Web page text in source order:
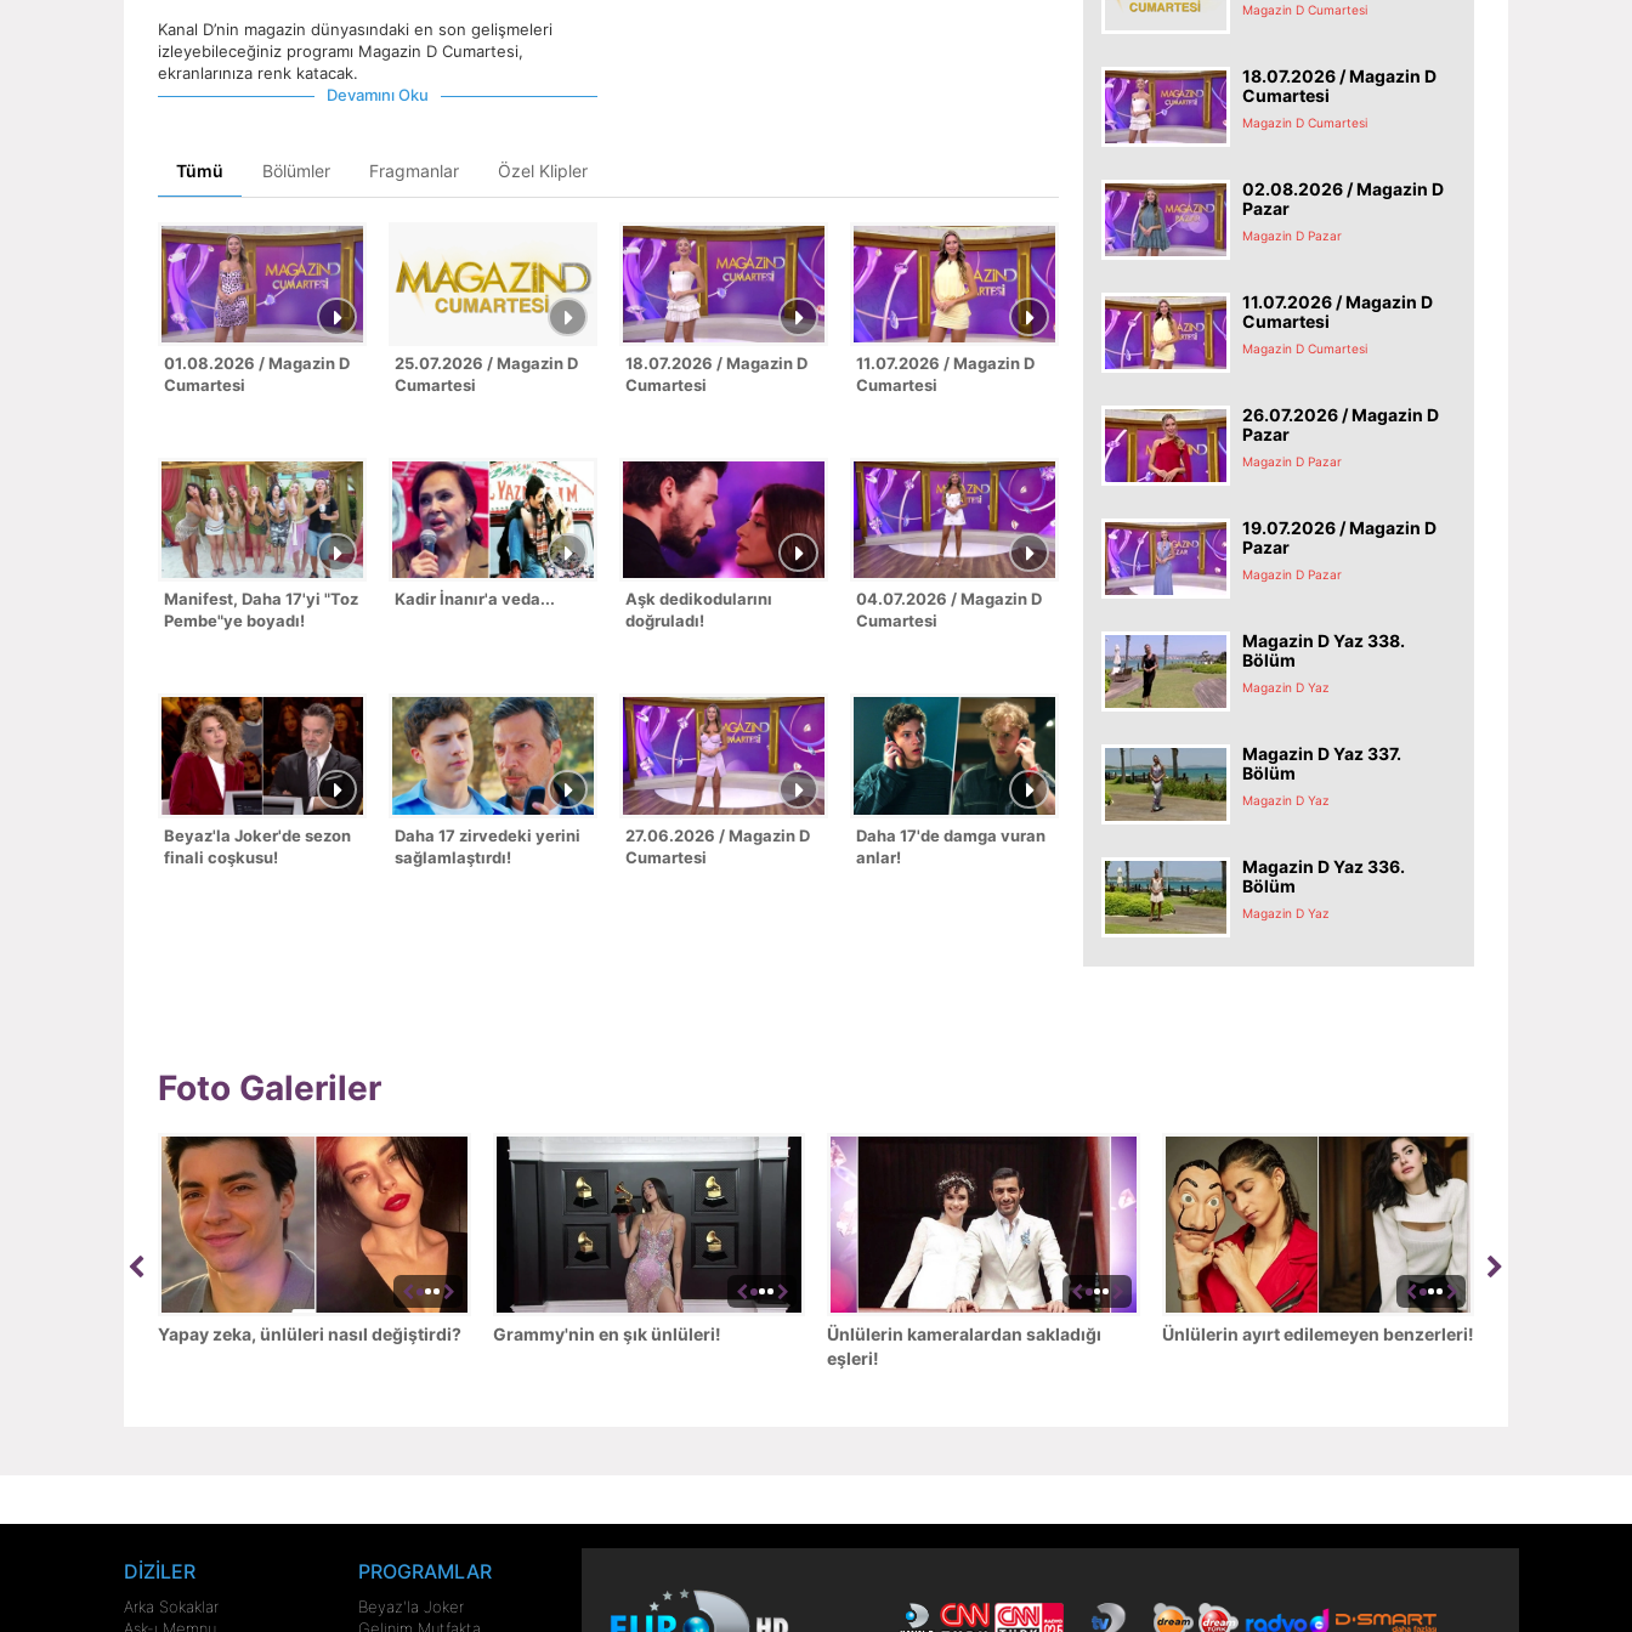
Kanal D’nin magazin dünyasındaki en son gelişmeleri
izleyebileceğiniz programı Magazin D Cumartesi,
ekranlarınıza renk katacak.
Devamını Oku
Tümü Bölümler Fragmanlar Özel Klipler
01.08.2026 / Magazin D
Cumartesi
25.07.2026 / Magazin D
Cumartesi
18.07.2026 / Magazin D
Cumartesi
11.07.2026 / Magazin D
Cumartesi
Manifest, Daha 17'yi "Toz
Pembe"ye boyadı!
Kadir İnanır'a veda...
Aşk dedikodularını
doğruladı!
04.07.2026 / Magazin D
Cumartesi
Beyaz'la Joker'de sezon
finali coşkusu!
Daha 17 zirvedeki yerini
sağlamlaştırdı!
27.06.2026 / Magazin D
Cumartesi
Daha 17'de damga vuran
anlar!
Magazin D Cumartesi
18.07.2026 / Magazin D
Cumartesi
Magazin D Cumartesi
02.08.2026 / Magazin D
Pazar
Magazin D Pazar
11.07.2026 / Magazin D
Cumartesi
Magazin D Cumartesi
26.07.2026 / Magazin D
Pazar
Magazin D Pazar
19.07.2026 / Magazin D
Pazar
Magazin D Pazar
Magazin D Yaz 338.
Bölüm
Magazin D Yaz
Magazin D Yaz 337.
Bölüm
Magazin D Yaz
Magazin D Yaz 336.
Bölüm
Magazin D Yaz
Foto Galeriler
Yapay zeka, ünlüleri nasıl değiştirdi? Grammy'nin en şık ünlüleri!
Ünlülerin kameralardan sakladığı
eşleri!
Ünlülerin ayırt edilemeyen benzerleri!
DİZİLER
Arka Sokaklar
PROGRAMLAR
Beyaz'la Joker